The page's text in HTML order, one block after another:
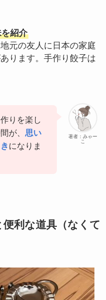
紹介
元の友人に日本の家庭
ります。手作り餃子は
著者：みゃー
こ
りを楽し
が、 思い
になりま
利な道具（なくて